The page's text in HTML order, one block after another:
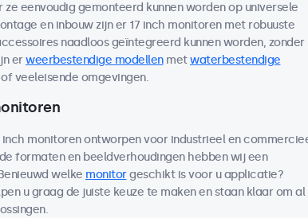
eenvoudig gemonteerd kunnen worden op universele
en inbouw zijn er 17 inch monitoren met robuuste
naadloos geïntegreerd kunnen worden, zonder
erweerbestendige modellenmetwaterbestendige
veeleisende omgevingen.
monitoren ontworpen voor industrieel en
formaten en beeldverhoudingen hebben wij een
welke monitorgeschikt is voor u applicatie?
u graag de juiste keuze te maken en staan klaar om al